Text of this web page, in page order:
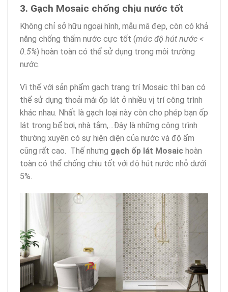
3. Gạch Mosaic chống chịu nước tốt
Không chỉ sở hữu ngoại hình, mẫu mã đẹp, còn có khả
năng chống thấm nước cực tốt (mức độ hút nước <
0.5%) hoàn toàn có thể sử dụng trong môi trường
nước.
Vì thế với sản phẩm gạch trang trí Mosaic thì bạn có
thể sử dụng thoải mái ốp lát ở nhiều vị trí công trình
khác nhau. Nhất là gạch loại này còn cho phép bạn ốp
lát trong bể bơi, nhà tắm,…Đây là những công trình
thường xuyên có sự hiện diện của nước và độ ẩm
cũng rất cao. Thế nhưng gạch ốp lát Mosaic hoàn
toàn có thể chống chịu tốt với độ hút nước nhỏ dưới
5%.